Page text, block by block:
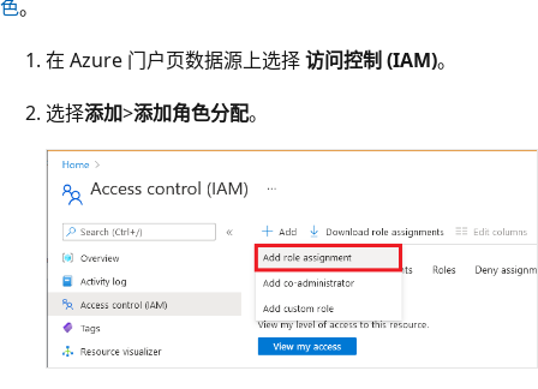
色。
在 Azure 门户页数据源上选择访问控制 (IAM)。
选择添加>添加角色分配。